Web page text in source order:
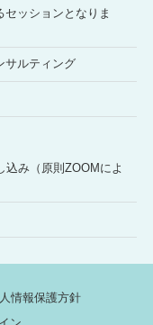
セッションとなりま
サルティング
込み（原則ZOOMによ
情報保護方針